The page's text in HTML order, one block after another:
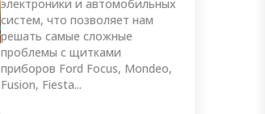
электроники и автомобильных
систем, что позволяет нам
решать самые сложные
проблемы с щитками
приборов Ford Focus, Mondeo,
Fusion, Fiesta...